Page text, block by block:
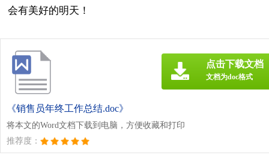
会有美好的明天！
《销售员年终工作总结.doc》
将本文的Word文档下载到电脑，方便收藏和打印
推荐度：
点击下载文档
文档为doc格式